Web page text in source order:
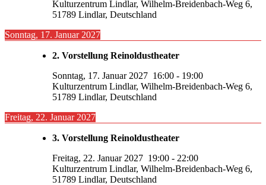
Kulturzentrum Lindlar, Wilhelm-Breidenbach-Weg 6,
51789 Lindlar, Deutschland
Sonntag, 17. Januar 2027
2. Vorstellung Reinoldustheater
Sonntag, 17. Januar 2027 16:00 - 19:00
Kulturzentrum Lindlar, Wilhelm-Breidenbach-Weg 6,
51789 Lindlar, Deutschland
Freitag, 22. Januar 2027
3. Vorstellung Reinoldustheater
Freitag, 22. Januar 2027 19:00 - 22:00
Kulturzentrum Lindlar, Wilhelm-Breidenbach-Weg 6,
51789 Lindlar, Deutschland